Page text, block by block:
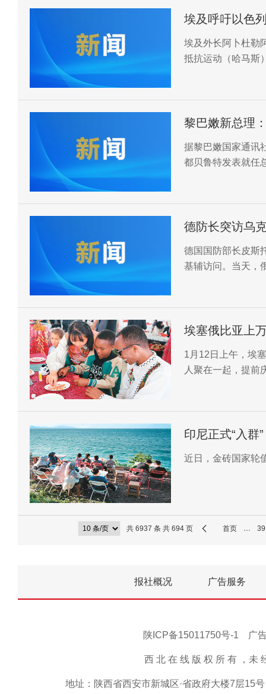
埃及呼吁以色
埃及外长阿卜杜勒
抵抗运动（哈马斯
黎巴嫩新总理
据黎巴嫩国家通讯
都贝鲁特发表就任
德防长突访乌
德国国防部长皮斯
基辅访问。当天，
埃塞俄比亚上
1月12日上午，埃
人聚在一起，提前
印尼正式“入群
近日，金砖国家轮
共 6937 条 共 694 页 首页 …
报社概况 广告服务
陕ICP备15011750号-1 广
西 北 在 线 版 权 所 有 ，未
地址：陕西省西安市新城区·省政府大楼7层